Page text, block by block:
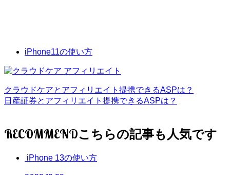
iPhone11の使い方
クラウドケアとアフィリエイト提携できるASPは？
日産証券とアフィリエイト提携できるASPは？
RECOMMEND
iPhone 13の使い方